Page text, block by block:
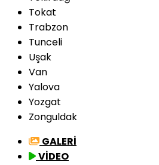
Tokat
Trabzon
Tunceli
Uşak
Van
Yalova
Yozgat
Zonguldak
GALERİ
VİDEO